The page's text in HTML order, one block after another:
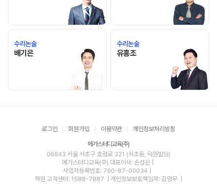
수리논술
배기은배기은 선생님 홈 바로가기
수리논술
유홍조유홍조 선생님 홈 바로가기
로그인 회원가입 이용약관 개인정보처리방침
메가스터디교육(주)
06643 서울 서초구 효령로 321 (서초동, 덕원빌딩)
메가스터디교육(주) 대표이사: 손성은 |
사업자등록번호: 780-87-00034
학원 고객센터: 1588-7887
| 개인정보보호책임자: 김영무